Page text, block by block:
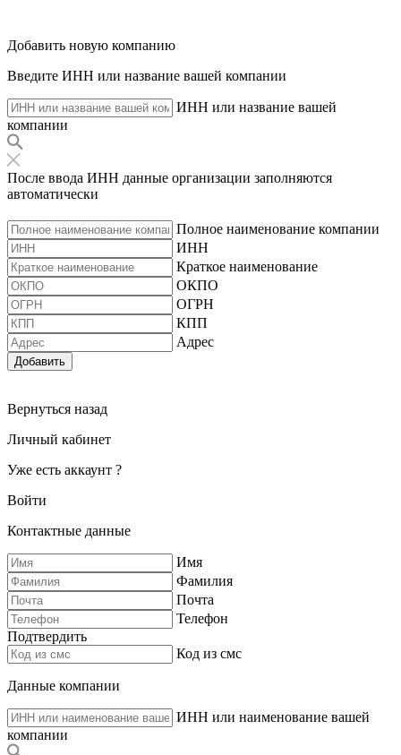
Добавить новую компанию
Введите ИНН или название вашей компании
ИНН или название вашей
компании
После ввода ИНН данные организации заполняются
автоматически
Полное наименование компании
ИНН
Краткое наименование
ОКПО
ОГРН
КПП
Адрес
Добавить
Вернуться назад
Личный кабинет
Уже есть аккаунт ?
Войти
Контактные данные
Имя
Фамилия
Почта
Телефон
Подтвердить
Код из смс
Данные компании
ИНН или наименование вашей
компании